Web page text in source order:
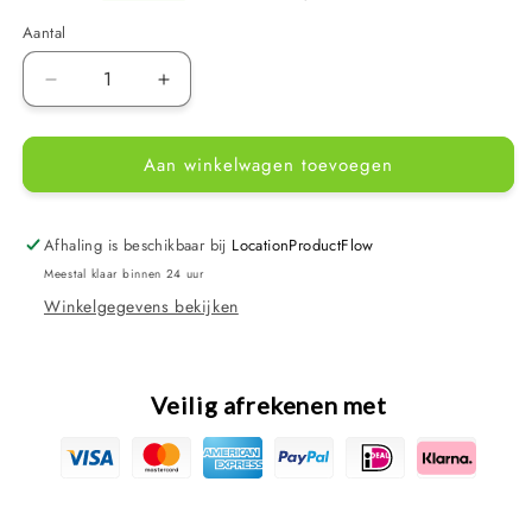
Aantal
Aantal
verlagen
voor
planttabs
gram
Aantal
verhogen
voor
Velda
planttabs
gram
Aan winkelwagen toevoegen
Afhaling is beschikbaar bij LocationProductFlow
Meestal klaar binnen 24 uur
Winkelgegevens bekijken
Veilig afrekenen met